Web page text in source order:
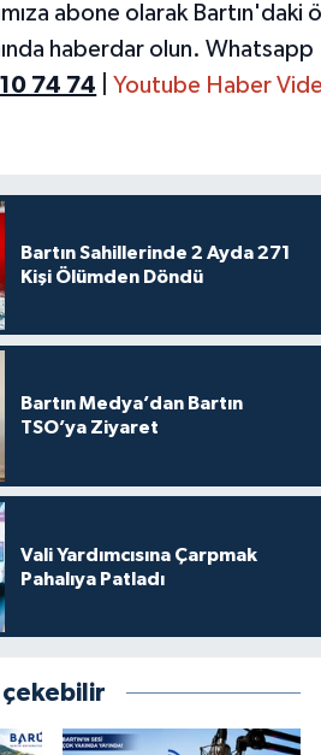
abone olarak Bartın'daki
haberdar olun. Whatsapp
74 74 Youtube Haber
Bartın Sahillerinde 2 Ayda 271
Kişi Ölümden Döndü
Bartın Medya’dan Bartın
TSO’ya Ziyaret
Vali Yardımcısına Çarpmak
Pahalıya Patladı
çekebilir